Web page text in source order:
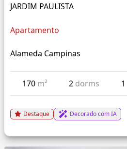
JARDIM PAULISTA
Apartamento
Alameda Campinas
170 m² 2 dorms 1
Destaque Decorado com IA